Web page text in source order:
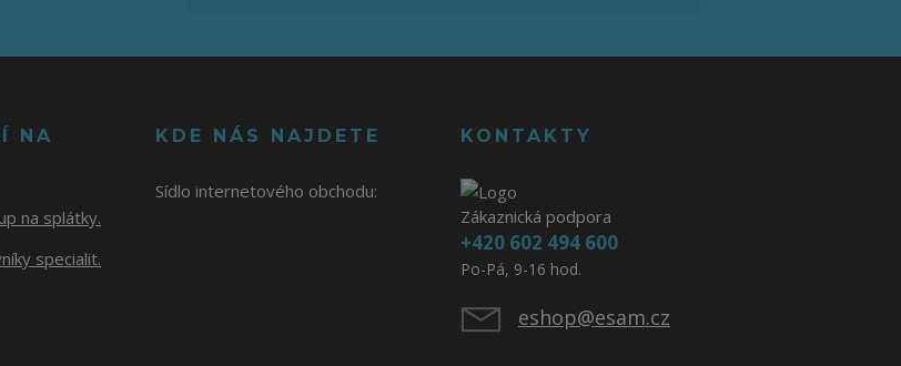
NA
na splátky.
specialit.
KDE NÁS NAJDETE
Sídlo internetového obchodu:
KONTAKTY
Zákaznická podpora
+420 602 494 600
Po-Pá, 9-16 hod.
eshop@esam.cz